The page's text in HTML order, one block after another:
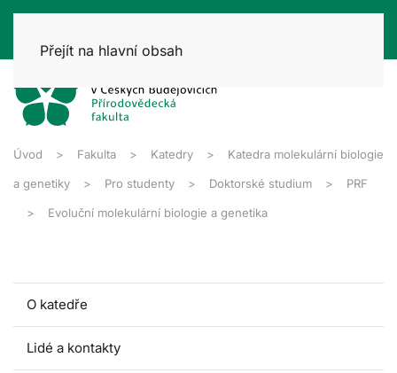
Přejít na hlavní obsah
Úvod Fakulta Katedry Katedra molekulární biologie
a genetiky Pro studenty Doktorské studium PRF
Evoluční molekulární biologie a genetika
O katedře
Lidé a kontakty